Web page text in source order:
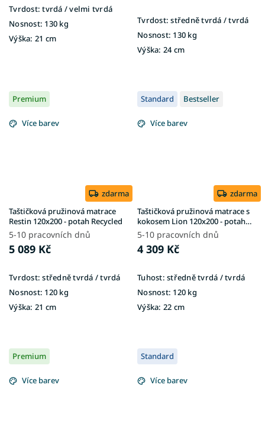
Tvrdost: tvrdá / velmi tvrdá
Nosnost: 130 kg
Výška: 21 cm
Tvrdost: středně tvrdá / tvrdá
Nosnost: 130 kg
Výška: 24 cm
Premium
Více barev
zdarma
Taštičková pružinová matrace
Restin 120x200 - potah Recycled
5-10 pracovních dnů
5 089 Kč
Tvrdost: středně tvrdá / tvrdá
Nosnost: 120 kg
Výška: 21 cm
Standard Bestseller
Více barev
zdarma
Taštičková pružinová matrace s
kokosem Lion 120x200 - potah
Gold
5-10 pracovních dnů
4 309 Kč
Tuhost: středně tvrdá / tvrdá
Nosnost: 120 kg
Výška: 22 cm
Premium
Více barev
Standard
Více barev